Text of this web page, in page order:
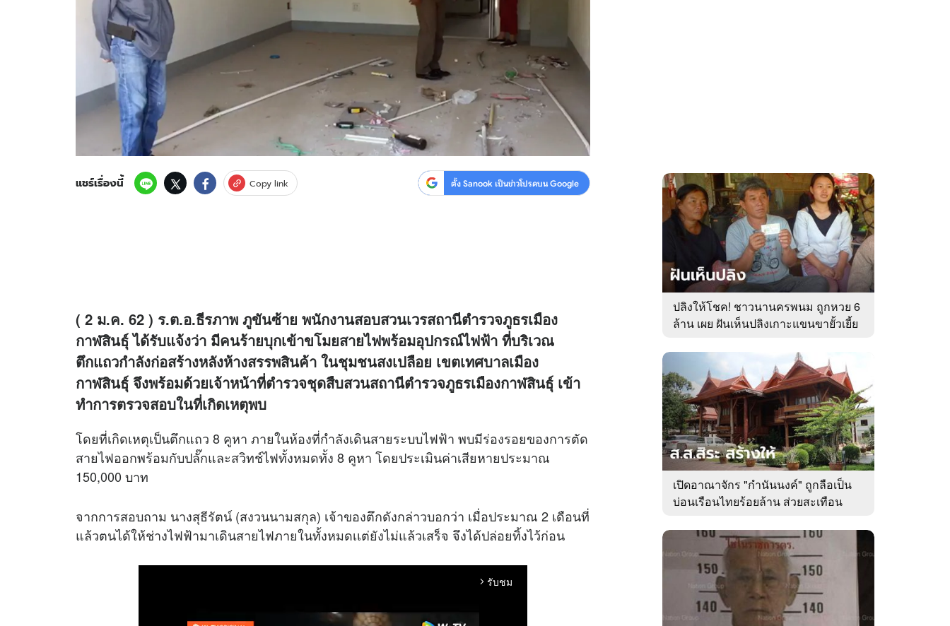
สงวนลิขสิทธิ์ ©2569บริษัท อิมเมจ ฟิวเจอร์ (ประเทศไทย) จำกัด
แชร์เรื่องนี้ Copy link ตั้ง Sanook เป็นข่าวโปรดบน Google
( 2 ม.ค. 62 ) ร.ต.อ.ธีรภาพ ภูขันซ้าย พนักงานสอบสวนเวรสถานีตำรวจภูธรเมือง
กาฬสินธุ์ ได้รับแจ้งว่า มีคนร้ายบุกเข้าขโมยสายไฟพร้อมอุปกรณ์ไฟฟ้า ที่บริเวณ
ตึกแถวกำลังก่อสร้างหลังห้างสรรพสินค้า ในชุมชนสงเปลือย เขตเทศบาลเมือง
กาฬสินธุ์ จึงพร้อมด้วยเจ้าหน้าที่ตำรวจชุดสืบสวนสถานีตำรวจภูธรเมืองกาฬสินธุ์ เข้า
ทำการตรวจสอบในที่เกิดเหตุพบ
โดยที่เกิดเหตุเป็นตึกแถว 8 คูหา ภายในห้องที่กำลังเดินสายระบบไฟฟ้า พบมีร่องรอยของการตัด
สายไฟออกพร้อมกับปลั๊กและสวิทช์ไฟทั้งหมดทั้ง 8 คูหา โดยประเมินค่าเสียหายประมาณ
150,000 บาท
จากการสอบถาม นางสุธีรัตน์ (สงวนนามสกุล) เจ้าของตึกดังกล่าวบอกว่า เมื่อประมาณ 2 เดือนที่
แล้วตนได้ให้ช่างไฟฟ้ามาเดินสายไฟภายในทั้งหมดเเต่ยังไม่แล้วเสร็จ จึงได้ปล่อยทิ้งไว้ก่อน
arrow_forward_ios รับชม
ปลิงให้โชค! ชาวนานครพนม ถูกหวย 6
ล้าน เผย ฝันเห็นปลิงเกาะแขนขายั้วเยี้ย
เปิดอาณาจักร "กำนันนงค์" ถูกลือเป็น
บ่อนเรือนไทยร้อยล้าน ส่วยสะเทือน